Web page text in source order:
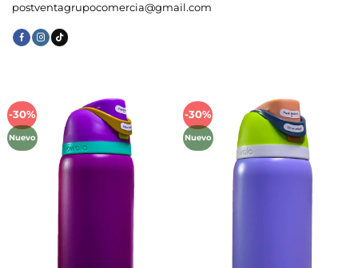
postventagrupocomercia@gmail.com
-30%
Nuevo
Añadir
lista de
deseos
-30%
Nuevo
Añadir
lista de
deseos